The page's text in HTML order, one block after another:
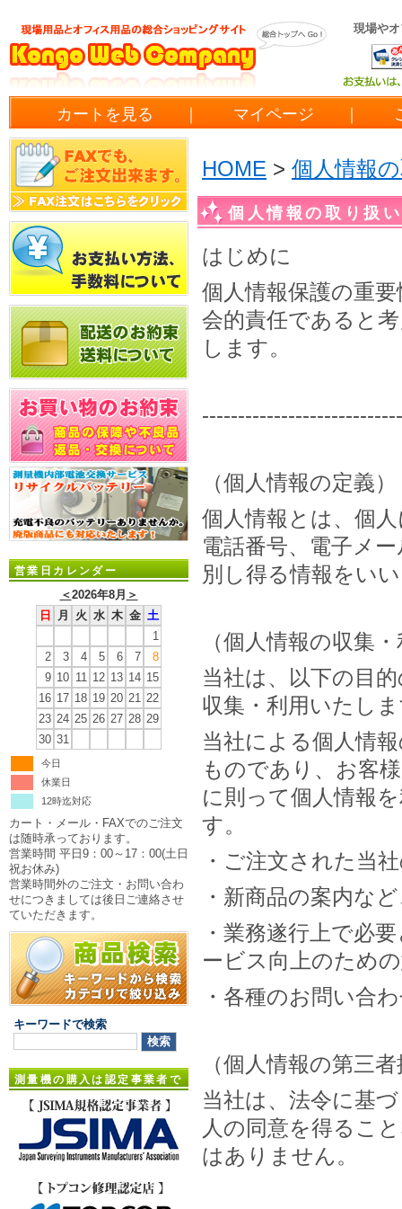
現場や
カートを見る マイページ
営業日カレンダー
＜2026年8月 ＞
日
月 火 水 木 金 土
1
2
3 4 5 6 7
8
9 10 11 12 13 14 15
16 17 18 19 20 21 22
23 24 25 26 27 28 29
30 31
今日
休業日
12時迄対応
カート・メール・FAXでのご注文
は随時承っております。
営業時間 平日9：00～17：00(土日
祝お休み)
営業時間外のご注文・お問い合わ
せにつきましては後日ご連絡させ
ていただきます。
キーワードで検索
測量機の購入は認定事業者で
HOME > 個人情報
個人情報の取り扱
はじめに
個人情報保護の重
会的責任であると
します。
（個人情報の定義）
個人情報とは、個
電話番号、電子メ
別し得る情報をい
（個人情報の収集
当社は、以下の目
収集・利用いたし
当社による個人情
ものであり、お客
に則って個人情報
す。
・ご注文された当
・新商品の案内な
・業務遂行上で必
ービス向上のため
・各種のお問い合
（個人情報の第三
当社は、法令に基
人の同意を得るこ
はありません。